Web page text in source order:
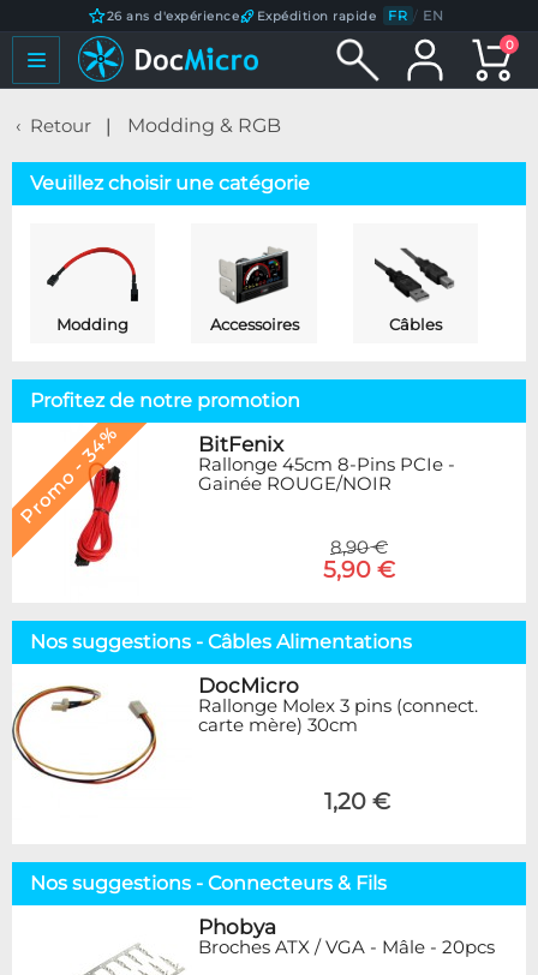
26 ans d'expérience Expédition rapide FR / EN
0
Retour Modding & RGB
Veuillez choisir une catégorie
Modding Accessoires Câbles
Profitez de notre promotion
Promo - 34% BitFenix
Rallonge 45cm 8-Pins PCIe -
Gainée ROUGE/NOIR
8,90 €
5,90 €
Nos suggestions - Câbles Alimentations
DocMicro
Rallonge Molex 3 pins (connect.
carte mère) 30cm
1,20 €
Nos suggestions - Connecteurs & Fils
Phobya
Broches ATX / VGA - Mâle - 20pcs